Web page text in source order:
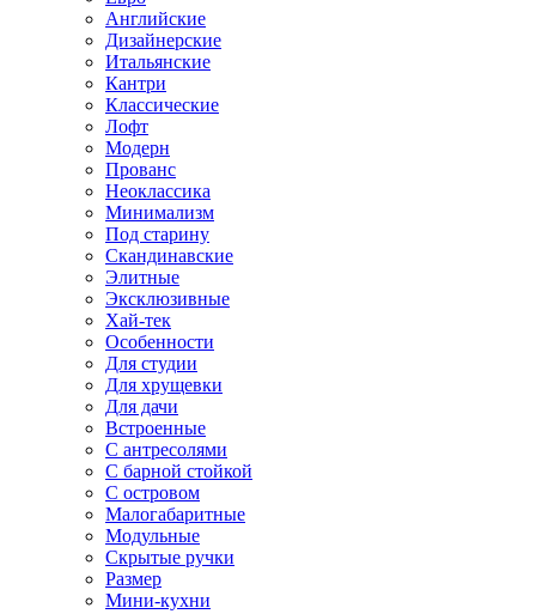
Английские
Дизайнерские
Итальянские
Кантри
Классические
Лофт
Модерн
Прованс
Неоклассика
Минимализм
Под старину
Скандинавские
Элитные
Эксклюзивные
Хай-тек
Особенности
Для студии
Для хрущевки
Для дачи
Встроенные
С антресолями
С барной стойкой
С островом
Малогабаритные
Модульные
Скрытые ручки
Размер
Мини-кухни